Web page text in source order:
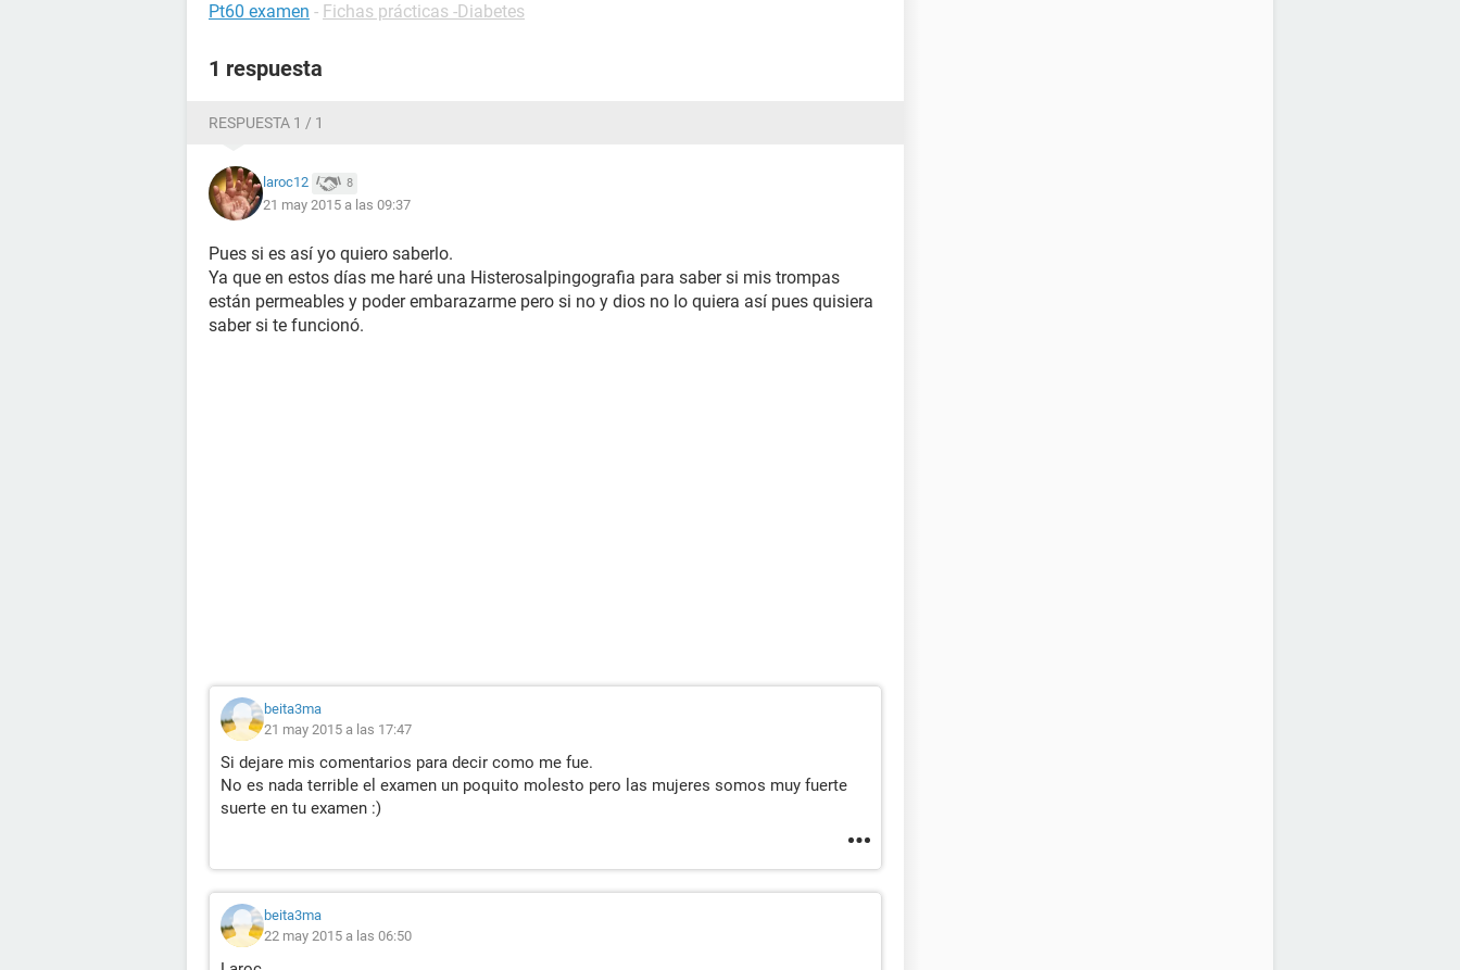
Pt60 examen - Fichas prácticas -Diabetes
1 respuesta
RESPUESTA 1 / 1
laroc12 8
21 may 2015 a las 09:37
Pues si es así yo quiero saberlo.
Ya que en estos días me haré una Histerosalpingografia para saber si mis trompas
están permeables y poder embarazarme pero si no y dios no lo quiera así pues quisiera
saber si te funcionó.
beita3ma
21 may 2015 a las 17:47
Si dejare mis comentarios para decir como me fue.
No es nada terrible el examen un poquito molesto pero las mujeres somos muy fuerte
suerte en tu examen :)
beita3ma
22 may 2015 a las 06:50